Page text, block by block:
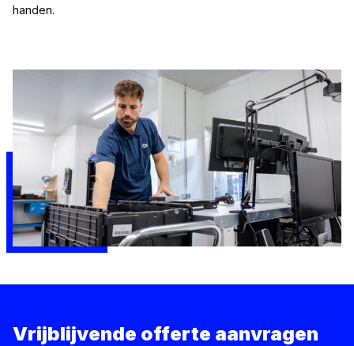
handen.
Vrijblijvende offerte aanvragen